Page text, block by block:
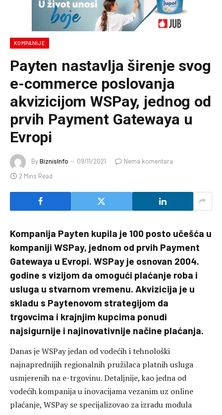
KOMPANIJE
Payten nastavlja širenje svog
e-commerce poslovanja
akvizicijom WSPay, jednog od
prvih Payment Gatewaya u
Evropi
ByBiznisInfo 09/11/2021
Nema komentara
2 Mins Read
Kompanija Payten kupila je 100 posto učešća u
kompaniji WSPay, jednom od prvih Payment
Gatewaya u Evropi. WSPay je osnovan 2004.
godine s vizijom da omogući plaćanje roba i
usluga u stvarnom vremenu. Akvizicija je u
skladu s Paytenovom strategijom da
trgovcima i krajnjim kupcima ponudi
najsigurnije i najinovativnije načine plaćanja.
Danas je WSPay jedan od vodećih i tehnološki
najnaprednijih regionalnih pružilaca platnih usluga
usmjerenih na e-trgovinu. Detaljnije, kao jedna od
vodećih kompanija u inovacijama vezanim uz online
plaćanje, WSPay se specijalizovao za izradu modula